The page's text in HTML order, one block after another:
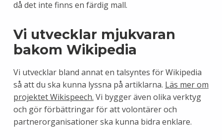
då det inte finns en färdig mall.
Vi utvecklar mjukvaran
bakom Wikipedia
Vi utvecklar bland annat en talsyntes för Wikipedia
så att du ska kunna lyssna på artiklarna. Läs mer om
projektet Wikispeech. Vi bygger även olika verktyg
och gör förbättringar för att volontärer och
partnerorganisationer ska kunna bidra enklare.